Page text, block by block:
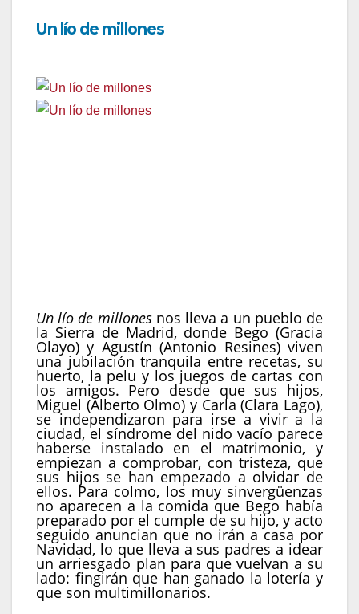
Un lío de millones
Un lío de millonesnos lleva a un pueblo de
la Sierra de Madrid, donde Bego (Gracia
Olayo) y Agustín (Antonio Resines) viven
una jubilación tranquila entre recetas, su
huerto, la pelu y los juegos de cartas con
los amigos. Pero desde que sus hijos,
Miguel (Alberto Olmo) y Carla (Clara Lago),
se independizaron para irse a vivir a la
ciudad, el síndrome del nido vacío parece
haberse instalado en el matrimonio, y
empiezan a comprobar, con tristeza, que
sus hijos se han empezado a olvidar de
ellos. Para colmo, los muy sinvergüenzas
no aparecen a la comida que Bego había
preparado por el cumple de su hijo, y acto
seguido anuncian que no irán a casa por
Navidad, lo que lleva a sus padres a idear
un arriesgado plan para que vuelvan a su
lado: fingirán que han ganado la lotería y
que son multimillonarios.